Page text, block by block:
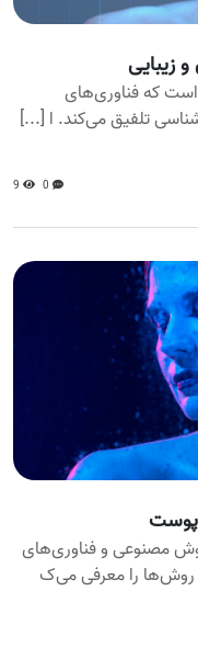
زیبایی
است که فناوری‌های
تلفیق می‌کند. ا [...]
0
9
پوست
مصنوعی و فناوری‌های
را معرفی می‌ک